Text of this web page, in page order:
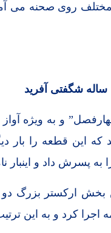
روی صحنه می
که این قطعه را
به پسرش داد و اینبار
بخش ارکستر بزرگ
اجرا کرد و به این